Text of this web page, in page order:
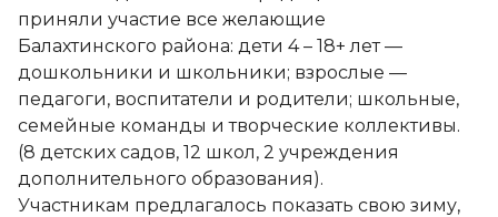
приняли участие все желающие
Балахтинского района: дети 4 – 18+ лет —
дошкольники и школьники; взрослые —
педагоги, воспитатели и родители; школьные,
семейные команды и творческие коллективы.
(8 детских садов, 12 школ, 2 учреждения
дополнительного образования).
Участникам предлагалось показать свою зиму,